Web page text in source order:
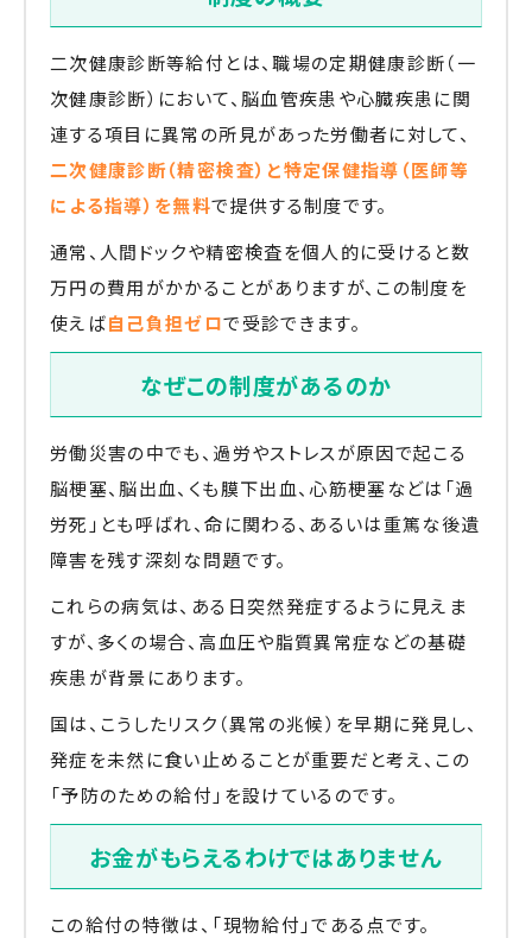
二次健康診断等給付とは、職場の定期健康診断（一
次健康診断）において、脳血管疾患や心臓疾患に関
連する項目に異常の所見があった労働者に対して、
二次健康診断（精密検査）と特定保健指導（医師等
による指導）を無料で提供する制度です。
通常、人間ドックや精密検査を個人的に受けると数
万円の費用がかかることがありますが、この制度を
使えば自己負担ゼロで受診できます。
なぜこの制度があるのか
労働災害の中でも、過労やストレスが原因で起こる
脳梗塞、脳出血、くも膜下出血、心筋梗塞などは「過
労死」とも呼ばれ、命に関わる、あるいは重篤な後遺
障害を残す深刻な問題です。
これらの病気は、ある日突然発症するように見えま
すが、多くの場合、高血圧や脂質異常症などの基礎
疾患が背景にあります。
国は、こうしたリスク（異常の兆候）を早期に発見し、
発症を未然に食い止めることが重要だと考え、この
「予防のための給付」を設けているのです。
お金がもらえるわけではありません
この給付の特徴は、「現物給付」である点です。